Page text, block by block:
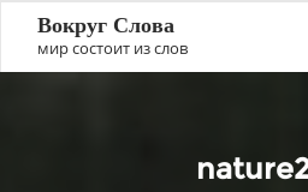
Вокруг Слова
мир состоит из слов